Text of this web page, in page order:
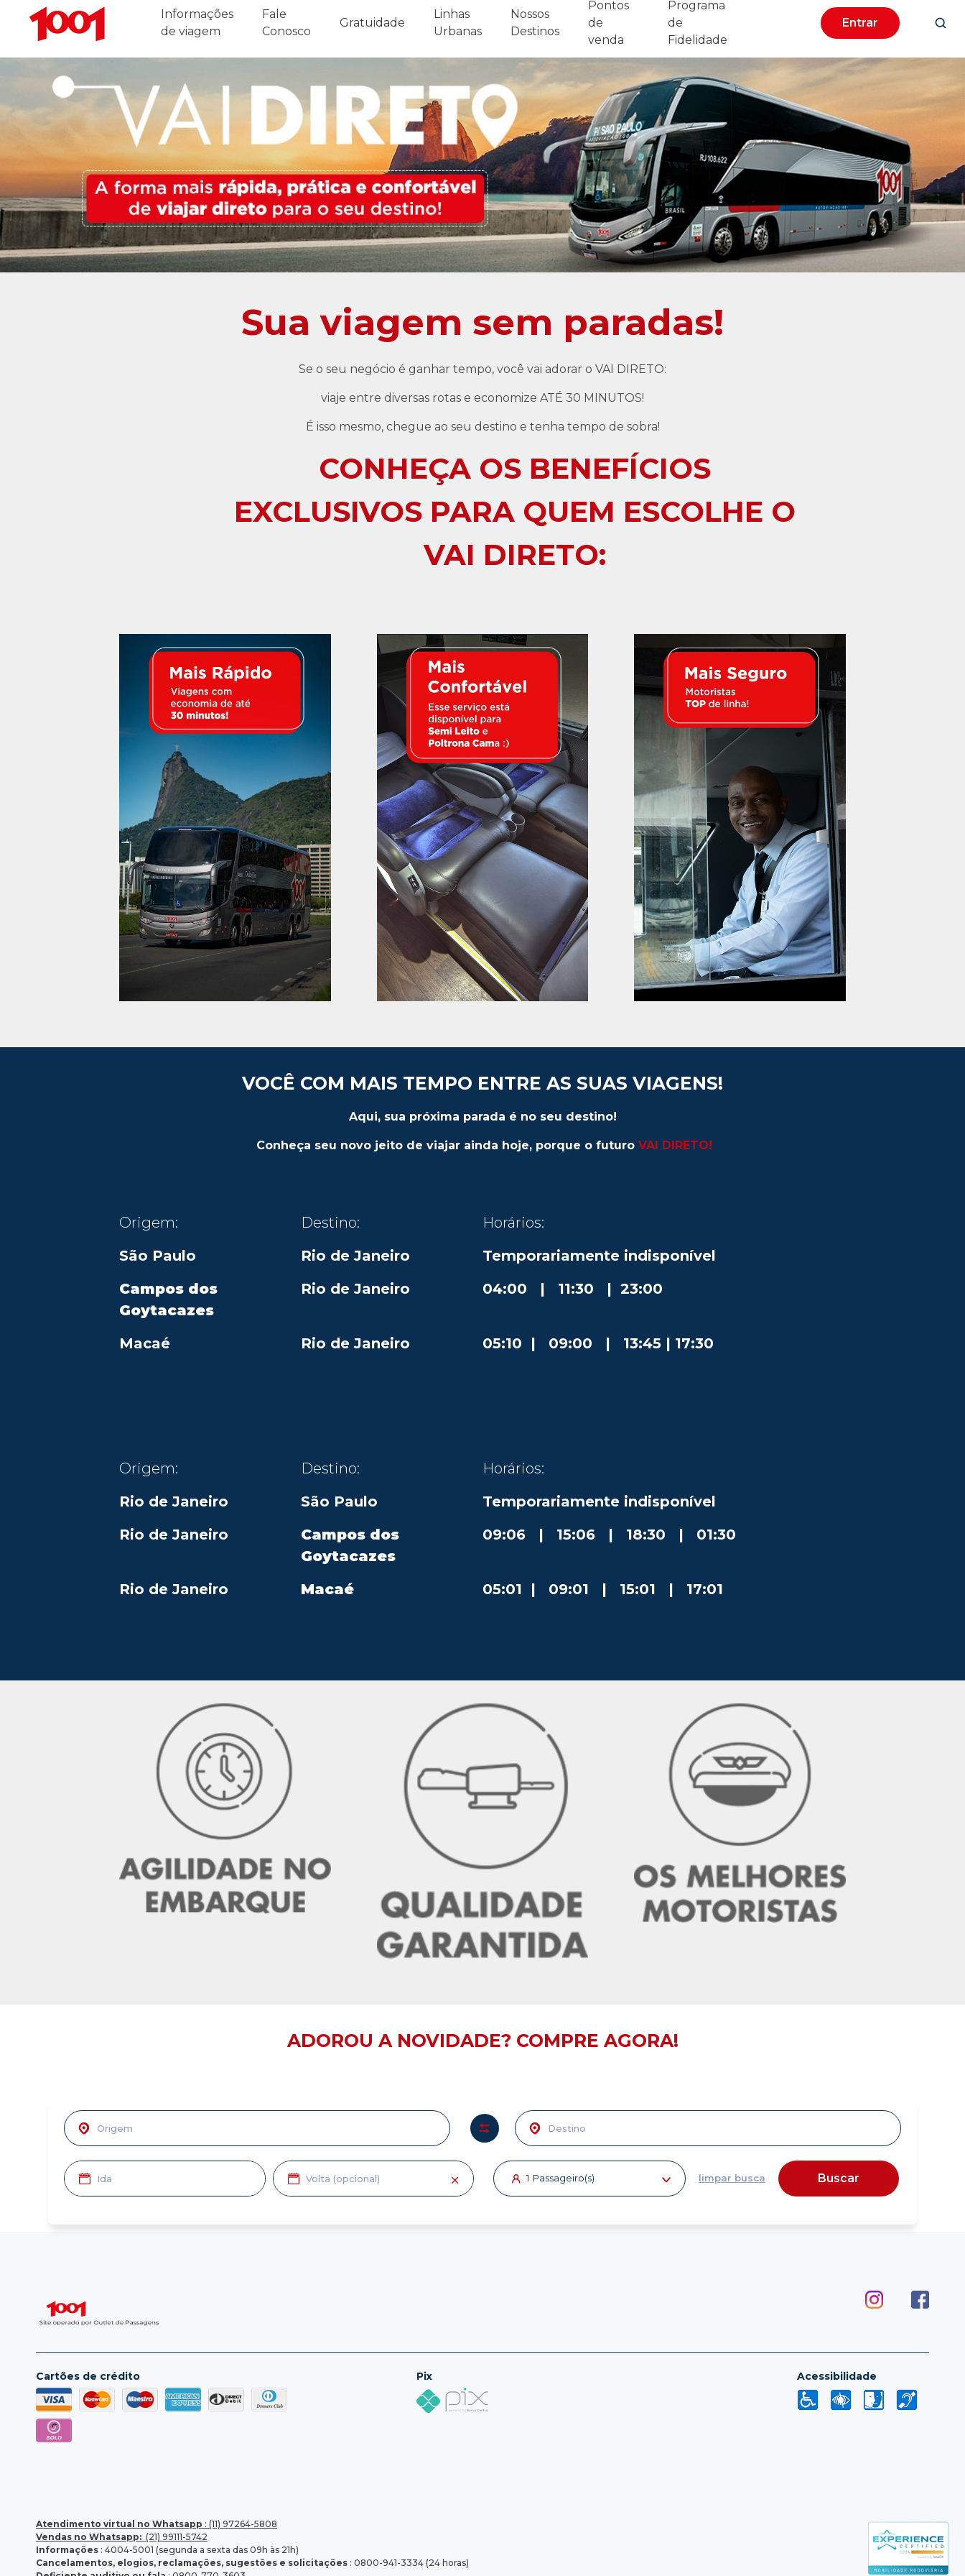
Informações
de viagem
Fale
Conosco
Gratuidade
Linhas
Urbanas
Nossos
Destinos
Pontos
de
venda
Programa
de
Fidelidade
Entrar
Sua viagem sem paradas!
Se o seu negócio é ganhar tempo, você vai adorar o VAI DIRETO:
viaje entre diversas rotas e economize ATÉ 30 MINUTOS!
É isso mesmo, chegue ao seu destino e tenha tempo de sobra!
CONHEÇA OS BENEFÍCIOS
EXCLUSIVOS PARA QUEM ESCOLHE O
VAI DIRETO:
VOCÊ COM MAIS TEMPO ENTRE AS SUAS VIAGENS!
Aqui, sua próxima parada é no seu destino!
Conheça seu novo jeito de viajar ainda hoje, porque o futuro VAI DIRETO!
Origem:
São Paulo
Campos dos
Goytacazes
Macaé
Destino:
Rio de Janeiro
Rio de Janeiro
Rio de Janeiro
Horários:
Temporariamente indisponível
04:00 | 11:30 | 23:00
05:10 | 09:00 | 13:45 | 17:30
Origem:
Rio de Janeiro
Rio de Janeiro
Rio de Janeiro
Destino:
São Paulo
Campos dos
Goytacazes
Macaé
Horários:
Temporariamente indisponível
09:06 | 15:06 | 18:30 | 01:30
05:01 | 09:01 | 15:01 | 17:01
ADOROU A NOVIDADE? COMPRE AGORA!
De:
Cidade,
estação
Para:
Cidade,
estação
1 Passageiro(s) limpar busca Buscar
Cartões de crédito Pix Acessibilidade
Atendimento virtual no Whatsapp : (11) 97264-5808
Vendas no Whatsapp: (21) 99111-5742
Informações : 4004-5001 (segunda a sexta das 09h às 21h)
Cancelamentos, elogios, reclamações, sugestões e solicitações : 0800-941-3334 (24 horas)